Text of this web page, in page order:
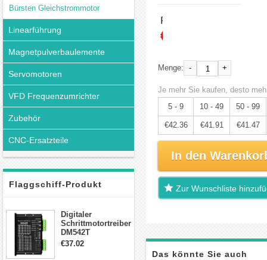
Bürsten Gleichstrommotor
Linearführung
Magnetpulverbaulemente
Servomotoren
VFD Frequenzumrichter
Zubehör
CNC-Ersatzteile
Flaggschiff-Produkt
Digitaler
Schrittmotortreiber
DM542T
Schrittmotor
€37.02
Preis:
€44.59
Menge: - +
Je mehr Sie kaufen, desto
5 - 9
10 - 49 50 - 99
€42.36 €41.91 €41.47
In den
Zur Wunschliste
Das könnte Sie auch